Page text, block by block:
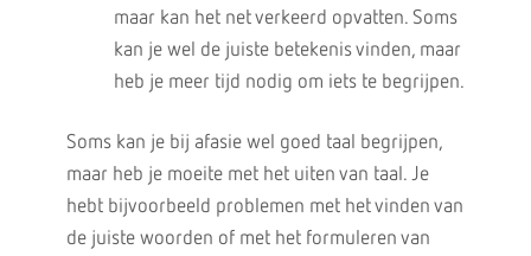
maar kan het net verkeerd opvatten. Soms
kan je wel de juiste betekenis vinden, maar
heb je meer tijd nodig om iets te begrijpen.
Soms kan je bij afasie wel goed taal begrijpen,
maar heb je moeite met het uiten van taal. Je
hebt bijvoorbeeld problemen met het vinden van
de juiste woorden of met het formuleren van